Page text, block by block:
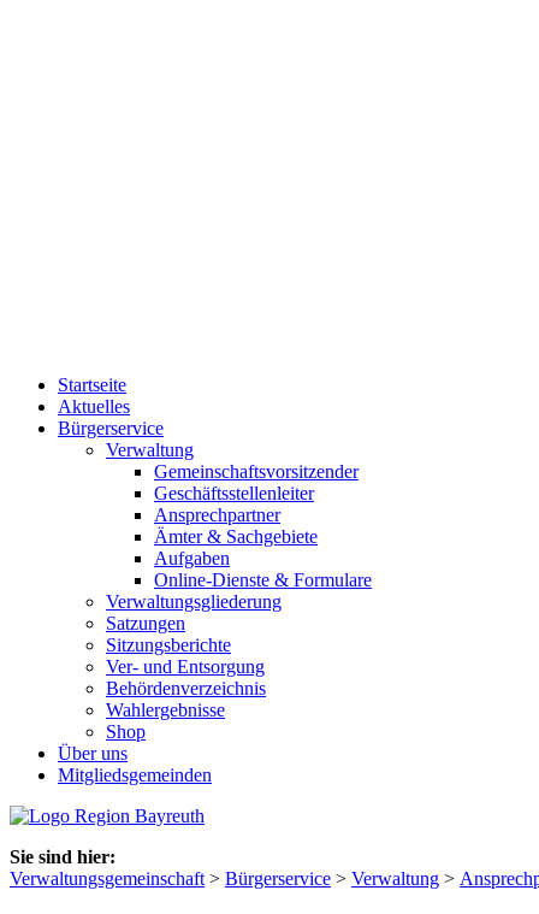
Startseite
Aktuelles
Bürgerservice
Verwaltung
Gemeinschaftsvorsitzender
Geschäftsstellenleiter
Ansprechpartner
Ämter & Sachgebiete
Aufgaben
Online-Dienste & Formulare
Verwaltungsgliederung
Satzungen
Sitzungsberichte
Ver- und Entsorgung
Behördenverzeichnis
Wahlergebnisse
Shop
Über uns
Mitgliedsgemeinden
Sie sind hier:
Verwaltungsgemeinschaft > Bürgerservice > Verwaltung >